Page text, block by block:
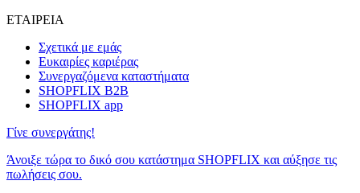
ΕΤΑΙΡΕΙΑ
Σχετικά με εμάς
Ευκαιρίες καριέρας
Συνεργαζόμενα καταστήματα
SHOPFLIX B2B
SHOPFLIX app
Γίνε συνεργάτης!
Άνοιξε τώρα το δικό σου κατάστημα SHOPFLIX και αύξησε τις
πωλήσεις σου.